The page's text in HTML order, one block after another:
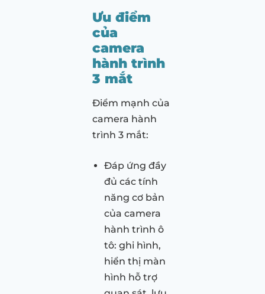
Ưu điểm
của
camera
hành trình
3 mắt
Điểm mạnh của
camera hành
trình 3 mắt:
Đáp ứng đầy
đủ các tính
năng cơ bản
của camera
hành trình ô
tô: ghi hình,
hiển thị màn
hình hỗ trợ